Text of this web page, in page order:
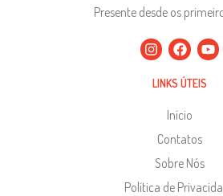
Presente desde os
LINKS ÚTEIS
Início
Contatos
Sobre Nós
Política de